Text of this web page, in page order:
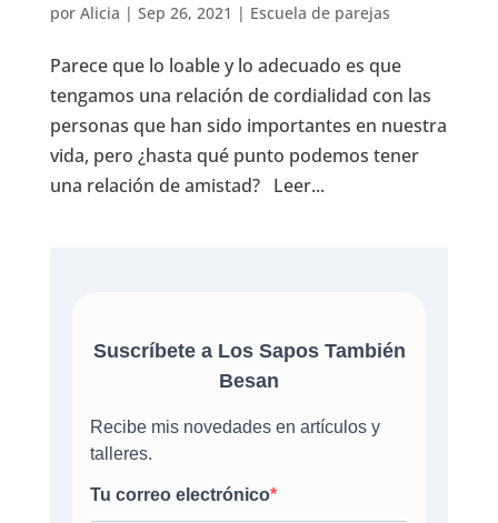
por Alicia | Sep 26, 2021 | Escuela de parejas
Parece que lo loable y lo adecuado es que
tengamos una relación de cordialidad con las
personas que han sido importantes en nuestra
vida, pero ¿hasta qué punto podemos tener
una relación de amistad? Leer...